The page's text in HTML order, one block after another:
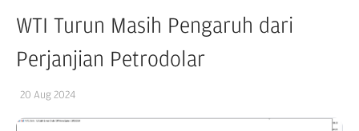
WTI Turun Masih Pengaruh dari
Perjanjian Petrodolar
20 Aug 2024